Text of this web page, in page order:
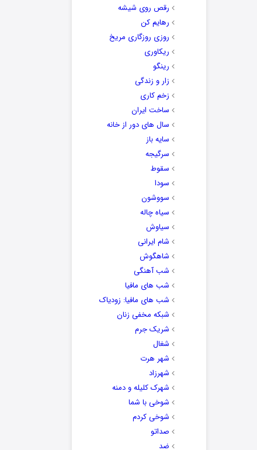
رقص روی شیشه
رهایم کن
روزی روزگاری مریخ
ریکاوری
رینگو
زار و زندگی
زخم کاری
ساخت ایران
سال های دور از خانه
سایه باز
سرگیجه
سقوط
سودا
سووشون
سیاه چاله
سیاوش
شام ایرانی
شاهگوش
شب آهنگی
شب های مافیا
شب های مافیا: زودیاک
شبکه مخفی زنان
شریک جرم
شغال
شهر هرت
شهرزاد
شهرک کلیله و دمنه
شوخی با شما
شوخی کردم
صداتو
ضد